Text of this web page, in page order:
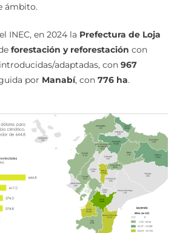
ámbito.
INEC, en 2024 la Prefectura de Loja
forestación y reforestación con
adaptadas, con 967
por Manabí, con 776 ha.